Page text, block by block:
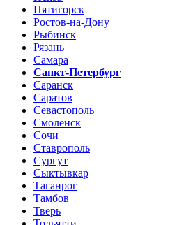
Пятигорск
Ростов-на-Дону
Рыбинск
Рязань
Самара
Санкт-Петербург
Саранск
Саратов
Севастополь
Смоленск
Сочи
Ставрополь
Сургут
Сыктывкар
Таганрог
Тамбов
Тверь